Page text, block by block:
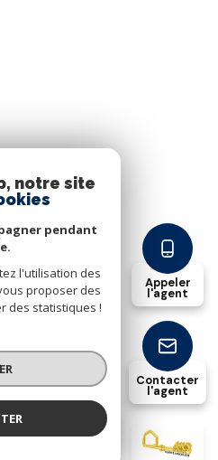
Benkajjane
Appeler
l'agent
Contacter
l'agent
notre site
pendant
l'utilisation des
proposer des
des statistiques !